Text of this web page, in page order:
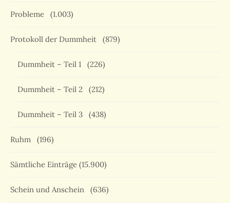
Probleme (1.003)
Protokoll der Dummheit (879)
Dummheit – Teil 1 (226)
Dummheit – Teil 2 (212)
Dummheit – Teil 3 (438)
Ruhm (196)
Sämtliche Einträge (15.900)
Schein und Anschein (636)